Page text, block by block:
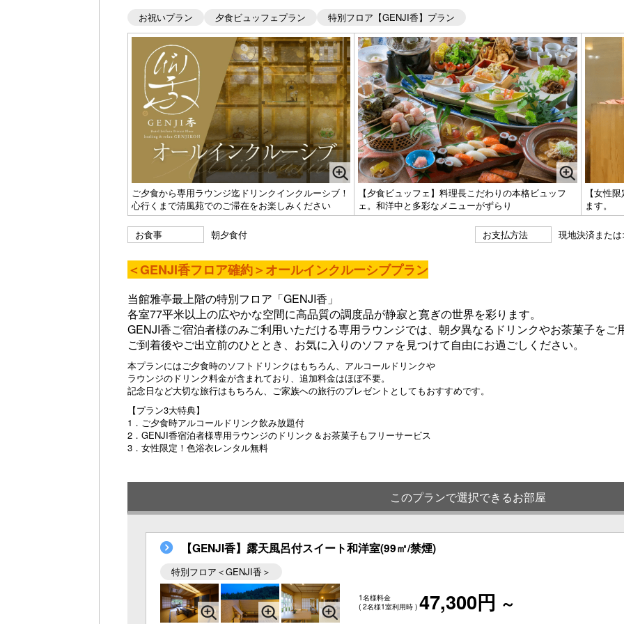
お祝いプラン 夕食ビュッフェプラン 特別フロア【GENJI香】プラン
ご夕食から専用ラウンジ迄ドリンクインクルーシブ！
心行くまで清風苑でのご滞在をお楽しみください
【夕食ビュッフェ】料理長こだわりの本格ビュッフ
ェ。和洋中と多彩なメニューがずらり
【女性
ます。
お食事 朝夕食付 お支払方法 現地決済また
＜GENJI香フロア確約＞オールインクルーシブプラン
当館雅亭最上階の特別フロア「GENJI香」
各室77平米以上の広やかな空間に高品質の調度品が静寂と寛ぎの世界を彩ります。
GENJI香ご宿泊者様のみご利用いただける専用ラウンジでは、朝夕異なるドリンクやお茶菓子をご
ご到着後やご出立前のひととき、お気に入りのソファを見つけて自由にお過ごしください。
本プランにはご夕食時のソフトドリンクはもちろん、アルコールドリンクや
ラウンジのドリンク料金が含まれており、追加料金はほぼ不要。
記念日など大切な旅行はもちろん、ご家族への旅行のプレゼントとしてもおすすめです。
【プラン3大特典】
1．ご夕食時アルコールドリンク飲み放題付
2．GENJI香宿泊者様専用ラウンジのドリンク＆お茶菓子もフリーサービス
3．女性限定！色浴衣レンタル無料
このプランで選択できるお部屋
【GENJI香】露天風呂付スイート和洋室(99㎡/禁煙)
特別フロア＜GENJI香＞
1名様料金
( 2名様1室利用時 ) 47,300円 ～